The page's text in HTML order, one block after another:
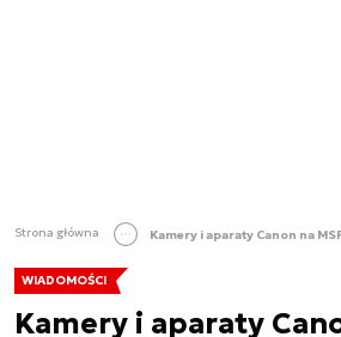
Strona główna Kamery i aparaty Canon na
WIADOMOŚCI
Kamery i aparaty